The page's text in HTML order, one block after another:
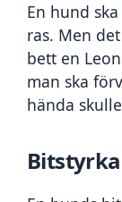
En hund
ras. Men
bett en
man ska
hända